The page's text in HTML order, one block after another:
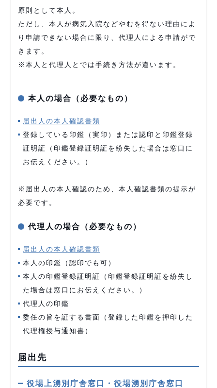
原則として本人。
ただし、本人が病気入院などやむを得ない理由によ
り申請できない場合に限り、代理人による申請がで
きます。
※本人と代理人とでは手続き方法が違います。
本人の場合（必要なもの）
届出人の本人確認書類
登録している印鑑（実印）または認印と印鑑登録
証明証（印鑑登録証明証を紛失した場合は窓口に
お伝えください。）
※届出人の本人確認のため、本人確認書類の提示が
必要です。
代理人の場合（必要なもの）
届出人の本人確認書類
本人の印鑑（認印でも可）
本人の印鑑登録証明証（印鑑登録証明証を紛失し
た場合は窓口にお伝えください。）
代理人の印鑑
委任の旨を証する書面（登録した印鑑を押印した
代理権授与通知書）
届出先
役場上湧別庁舎窓口・役場湧別庁舎窓口